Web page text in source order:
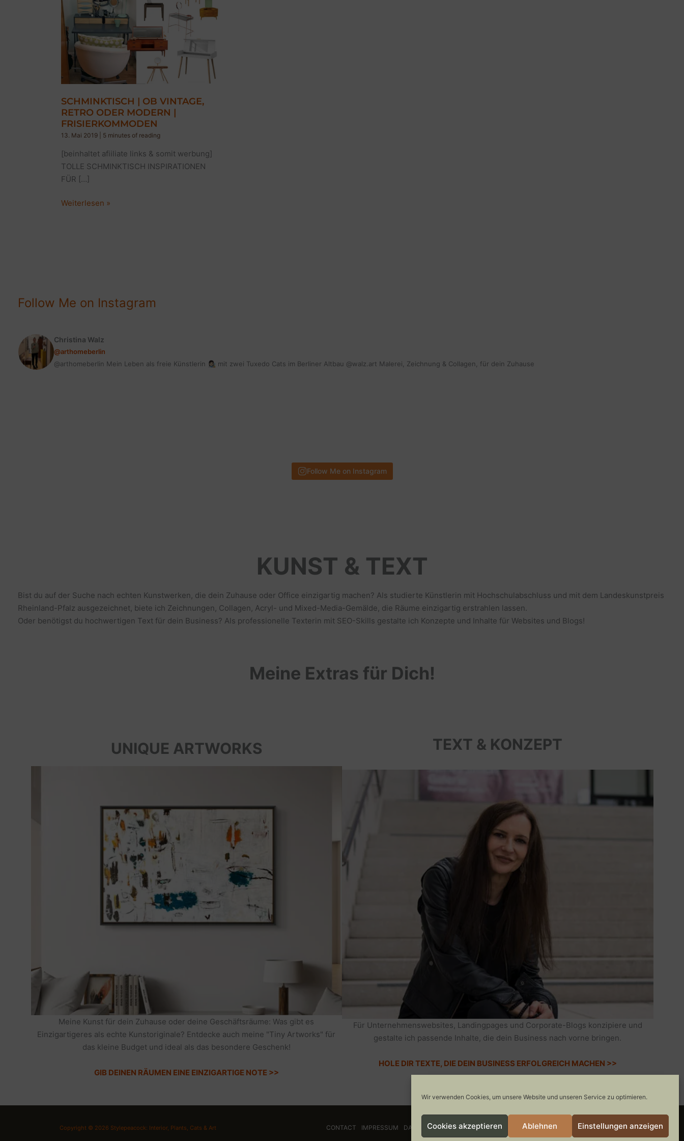
Wir verwenden Cookies, um unsere Website und unseren Service zu optimieren.
Cookies akzeptieren Ablehnen Einstellungen anzeigen
SCHMINKTISCH | OB VINTAGE,
RETRO ODER MODERN |
FRISIERKOMMODEN
13. Mai 2019 5 minutes of reading
[beinhaltet afiiliate links & somit werbung]
TOLLE SCHMINKTISCH INSPIRATIONEN
FÜR […]
SCHMINKTISCH
FRISIERKOMMODEN
Weiterlesen »
Follow Me on Instagram
Christina Walz
@arthomeberlin
@arthomeberlin Mein Leben als freie Künstlerin 👩🏻‍🎨 mit zwei Tuxedo Cats im Berliner Altbau @walz.art Malerei, Zeichnung & Collagen, für dein Zuhause
Follow Me on Instagram
KUNST & TEXT
Bist du auf der Suche nach echten Kunstwerken, die dein Zuhause oder Office einzigartig machen? Als studierte Künstlerin mit Hochschulabschluss und mit dem Landeskunstpreis
Rheinland-Pfalz ausgezeichnet, biete ich Zeichnungen, Collagen, Acryl- und Mixed-Media-Gemälde, die Räume einzigartig erstrahlen lassen.
Oder benötigst du hochwertigen Text für dein Business? Als professionelle Texterin mit SEO-Skills gestalte ich Konzepte und Inhalte für Websites und Blogs!
Meine Extras für Dich!
UNIQUE ARTWORKS
Meine Kunst für dein Zuhause oder deine Geschäftsräume: Was gibt es
Einzigartigeres als echte Kunstoriginale? Entdecke auch meine "Tiny Artworks" für
das kleine Budget und ideal als das besondere Geschenk!
GIB DEINEN RÄUMEN EINE EINZIGARTIGE NOTE >>
TEXT & KONZEPT
Für Unternehmenswebsites, Landingpages und Corporate-Blogs konzipiere und
gestalte ich passende Inhalte, die dein Business nach vorne bringen.
HOLE DIR TEXTE, DIE DEIN BUSINESS ERFOLGREICH MACHEN >>
Copyright © 2026 Stylepeacock: Interior, Plants, Cats & Art CONTACT IMPRESSUM DATENSCHUTZ COOKIE-RICHTLINIE GEWINNSPIELE